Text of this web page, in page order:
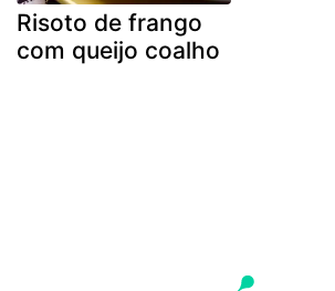
Risoto de frango
com queijo coalho